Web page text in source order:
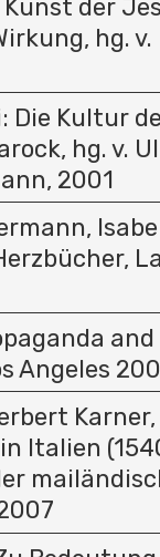
Kunst der
hg. v.
Die Kultur
hg. v.
2001
Angeles
Karner,
Italien